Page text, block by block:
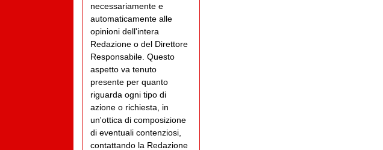
necessariamente e
automaticamente alle
opinioni dell'intera
Redazione o del Direttore
Responsabile. Questo
aspetto va tenuto
presente per quanto
riguarda ogni tipo di
azione o richiesta, in
un'ottica di composizione
di eventuali contenziosi,
contattando la Redazione